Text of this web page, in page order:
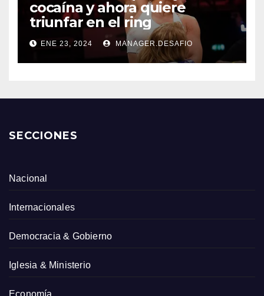
cocaína y ahora quiere
triunfar en el ring​
ENE 23, 2024 MANAGER.DESAFIO
SECCIONES
Nacional
Internacionales
Democracia & Gobierno
Iglesia & Ministerio